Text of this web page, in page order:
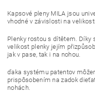
Kapsové pleny MILA jsou
vhodné v závislosti na
Plenky rostou s dítětem.
velikost plenky jejím
jak v pase, tak i na nohou.
ďaka systému patentov
prispôsobením na zadok
nohách.